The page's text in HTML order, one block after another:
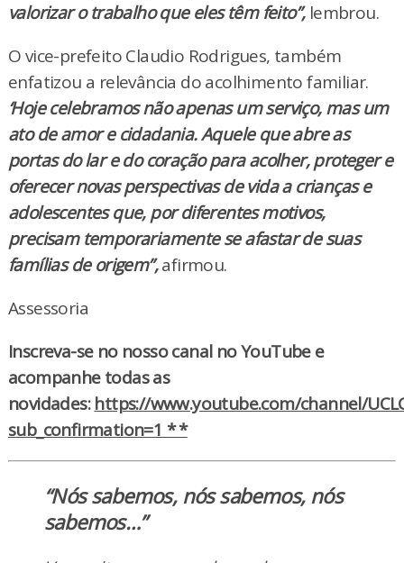
valorizar o trabalho que eles têm feito”,lembrou.
O vice-prefeito Claudio Rodrigues, também
enfatizou a relevância do acolhimento familiar.
‘Hoje celebramos não apenas um serviço, mas um
ato de amor e cidadania. Aquele que abre as
portas do lar e do coração para acolher, proteger e
oferecer novas perspectivas de vida a crianças e
adolescentes que, por diferentes motivos,
precisam temporariamente se afastar de suas
famílias de origem”,afirmou.
Assessoria
Inscreva-se no nosso canal no YouTube e
acompanhe todas as
novidades:https://www.youtube.com/channel/
sub_confirmation=1 * *
“Nós sabemos, nós sabemos, nós
sabemos…”